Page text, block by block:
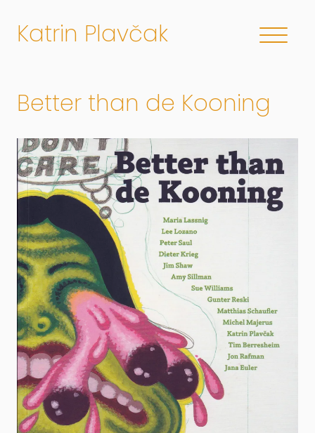
Katrin Plavčak
Better than de Kooning